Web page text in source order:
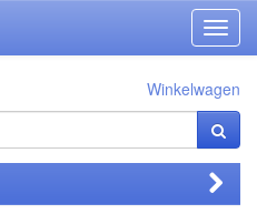
Winkelwagen